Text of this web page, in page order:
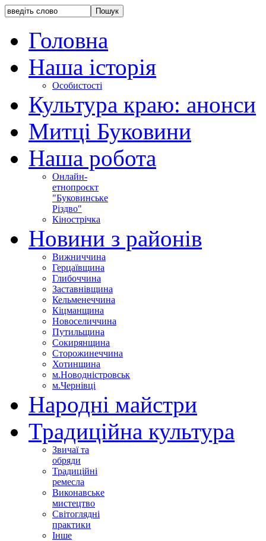
Головна
Наша історія
Особистості
Культура краю: анонси
Митці Буковини
Наша робота
Онлайн-
етнопроєкт
"Буковинське
Різдво"
Кінострічка
Новини з районів
Вижниччина
Герцаївщина
Глибоччина
Заставнівщина
Кельменеччина
Кіцманщина
Новоселиччина
Путильщина
Сокирянщина
Сторожинеччина
Хотинщина
м.Новодністровськ
м.Чернівці
Народні майстри
Традиційна культура
Звичаї та
обряди
Традиційні
ремесла
Виконавське
мистецтво
Світоглядні
практики
Інше